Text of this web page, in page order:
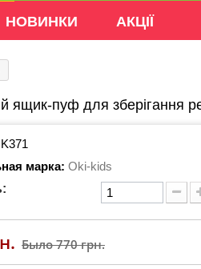
НОВИНКИ АКЦІЇ
ящик-пуф для зберігання
K371
марка: Oki-kids
Было770 грн.